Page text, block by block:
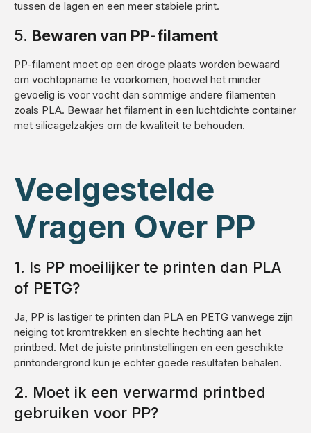
tussen de lagen en een meer stabiele print.
5. Bewaren van PP-filament
PP-filament moet op een droge plaats worden bewaard
om vochtopname te voorkomen, hoewel het minder
gevoelig is voor vocht dan sommige andere filamenten
zoals PLA. Bewaar het filament in een luchtdichte container
met silicagelzakjes om de kwaliteit te behouden.
Veelgestelde
Vragen Over PP
1. Is PP moeilijker te printen dan PLA
of PETG?
Ja, PP is lastiger te printen dan PLA en PETG vanwege zijn
neiging tot kromtrekken en slechte hechting aan het
printbed. Met de juiste printinstellingen en een geschikte
printondergrond kun je echter goede resultaten behalen.
2. Moet ik een verwarmd printbed
gebruiken voor PP?